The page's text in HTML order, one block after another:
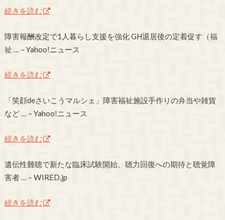
続きを読む
障害報酬改定で1人暮らし支援を強化 GH退居後の定着促す（福
祉 … – Yahoo!ニュース
続きを読む
「笑顔deさいこうマルシェ」障害福祉施設手作りの弁当や雑貨
など … – Yahoo!ニュース
続きを読む
遺伝性難聴で新たな臨床試験開始。聴力回復への期待と聴覚障
害者 … – WIRED.jp
続きを読む